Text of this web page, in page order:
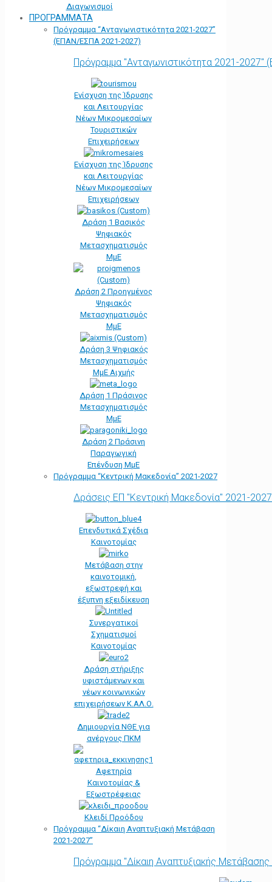
Διαγωνισμοί
ΠΡΟΓΡΑΜΜΑΤΑ
Πρόγραμμα “Ανταγωνιστικότητα 2021-2027”
(ΕΠΑΝ/ΕΣΠΑ 2021-2027)
Πρόγραμμα "Ανταγωνιστικότητα 2021-
Ενίσχυση της Ίδρυσης
και Λειτουργίας
Νέων Μικρομεσαίων
Τουριστικών
Επιχειρήσεων
Ενίσχυση της Ίδρυσης
και Λειτουργίας
Νέων Μικρομεσαίων
Επιχειρήσεων
Δράση 1 Βασικός
Ψηφιακός
Μετασχηματισμός
ΜμΕ
Δράση 2 Προηγμένος
Ψηφιακός
Μετασχηματισμός
ΜμΕ
Δράση 3 Ψηφιακός
Μετασχηματισμός
ΜμΕ Αιχμής
Δράση 1 Πράσινος
Μετασχηματισμός
ΜμΕ
Δράση 2 Πράσινη
Παραγωγική
Επένδυση ΜμΕ
Πρόγραμμα “Κεντρική Μακεδονία” 2021-2027
Δράσεις ΕΠ "Κεντρική Μακεδονία" 2021-2027
Επενδυτικά Σχέδια
Καινοτομίας
Μετάβαση στην
καινοτομική,
εξωστρεφή και
έξυπνη εξειδίκευση
Συνεργατικοί
Σχηματισμοί
Καινοτομίας
Δράση στήριξης
υφιστάμενων και
νέων κοινωνικών
επιχειρήσεων Κ.ΑΛ.Ο.
Δημιουργία ΝΘΕ για
ανέργους ΠΚΜ
Αφετηρία
Kαινοτομίας &
Εξωστρέφειας
Κλειδί Προόδου
Πρόγραμμα “Δίκαιη Αναπτυξιακή Μετάβαση
2021-2027”
Πρόγραμμα "Δίκαιη Αναπτυξιακής